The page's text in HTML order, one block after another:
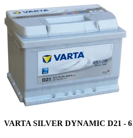
VARTA SILVER DYNAMIC D21 -